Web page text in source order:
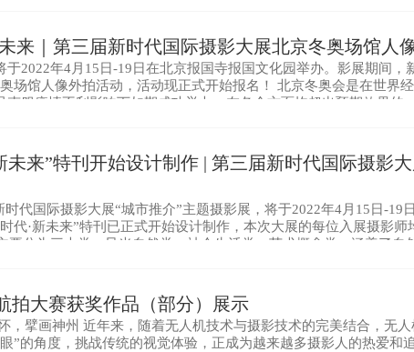
来｜第三届新时代国际摄影大展北京冬奥场馆人
于2022年4月15日-19日在北京报国寺报国文化园举办。影展期间，
场馆人像外拍活动，活动现正式开始报名！ 北京冬奥会是在世界
克服疫情不利影响下如期成功举办，在各个方面均超出预期效果的
未来”特刊开始设计制作 | 第三届新时代国际摄影
代国际摄影大展“城市推介”主题摄影展，将于2022年4月15日-19
代·新未来”特刊已正式开始设计制作，本次大展的每位入展摄影师
为三大类：风光自然类、社会生活类、艺术概念类，涵盖了自
拍大赛获奖作品（部分）展示
，擘画神州 近年来，随着无人机技术与摄影技术的完美结合，无
”的角度，挑战传统的视觉体验，正成为越来越多摄影人的热爱和